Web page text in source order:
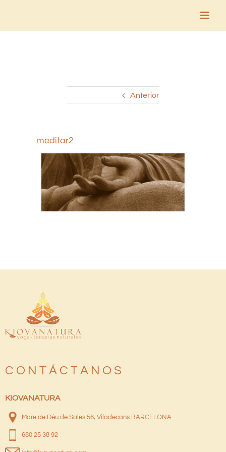
Anterior
meditar2
C O N T Á C T A N O S
KIOVANATURA
Mare de Déu de Sales 56, Viladecans BARCELONA
680 25 38 92